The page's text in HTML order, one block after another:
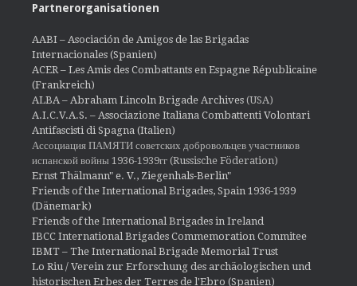
Partnerorganisationen
AABI – Asociación de Amigos de las Brigadas
Internacionales (Spanien)
ACER – Les Amis des Combattants en Espagne Républicaine
(Frankreich)
ALBA – Abraham Lincoln Brigade Archives (USA)
A.I.C.V.A.S. – Associazione Italiana Combattenti Volontari
Antifascisti di Spagna (Italien)
Ассоциация ПАМЯТИ советских добровольцев участников
испанской войны 1936-1939гг (Russische Föderation)
Ernst Thälmann" e. V., Ziegenhals-Berlin"
Friends of the International Brigades, Spain 1936-1939
(Dänemark)
Friends of the International Brigades in Ireland
IBCC International Brigades Commemoration Commitee
IBMT – The International Brigade Memorial Trust
Lo Riu / Verein zur Erforschung des archäologischen und
historischen Erbes der Terres de l'Ebro (Spanien)